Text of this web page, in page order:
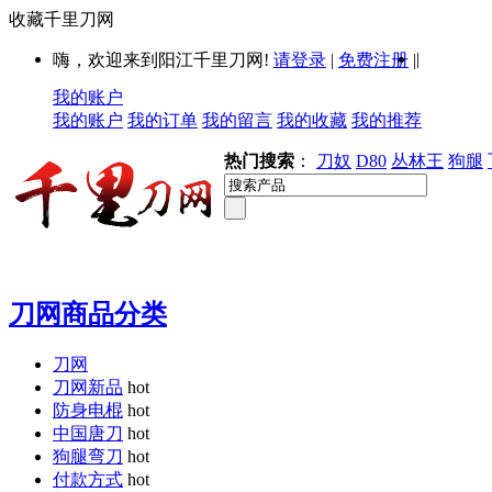
收藏千里刀网
嗨，欢迎来到阳江千里刀网! 请登录 | 免费注册 ||
我的账户
我的账户 我的订单 我的留言 我的收藏 我的推荐
热门搜索 ： 刀奴 D80 丛林王 狗腿
刀网商品分类
刀网
刀网新品 hot
防身电棍 hot
中国唐刀 hot
狗腿弯刀 hot
付款方式 hot